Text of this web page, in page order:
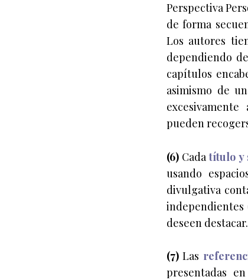
Perspectiva
de forma
Los autores
dependiendo
capítulos
asimismo de
pueden
(6) Cadatítulo y
usando
divulgativa
independientes
deseen destacar.
(7) Las
presentadas